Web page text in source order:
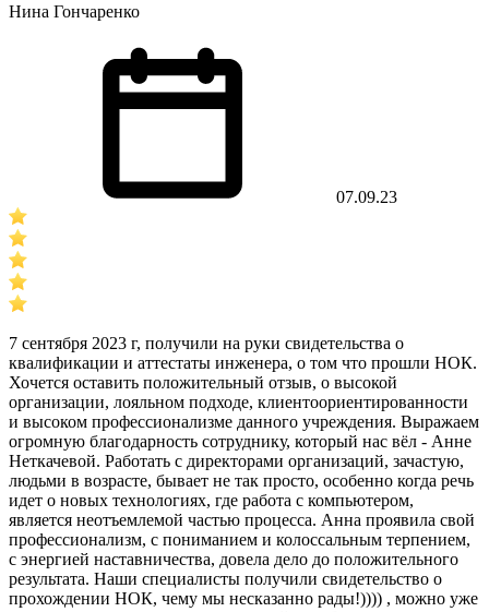
Нина Гончаренко
07.09.23
7 сентября 2023 г, получили на руки свидетельства о
квалификации и аттестаты инженера, о том что прошли НОК.
Хочется оставить положительный отзыв, о высокой
организации, лояльном подходе, клиентоориентированности
и высоком профессионализме данного учреждения. Выражаем
огромную благодарность сотруднику, который нас вёл - Анне
Неткачевой. Работать с директорами организаций, зачастую,
людьми в возрасте, бывает не так просто, особенно когда речь
идет о новых технологиях, где работа с компьютером,
является неотъемлемой частью процесса. Анна проявила свой
профессионализм, с пониманием и колоссальным терпением,
с энергией наставничества, довела дело до положительного
результата. Наши специалисты получили свидетельство о
прохождении НОК, чему мы несказанно рады!)))) , можно уже